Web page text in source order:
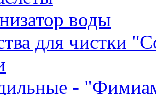
воды
для чистки
-